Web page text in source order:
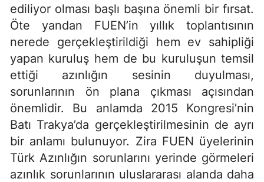
ediliyor olması başlı başına önemli bir fırsat.
Öte yandan FUEN’in yıllık toplantısının
nerede gerçekleştirildiği hem ev sahipliği
yapan kuruluş hem de bu kuruluşun temsil
ettiği azınlığın sesinin duyulması,
sorunlarının ön plana çıkması açısından
önemlidir. Bu anlamda 2015 Kongresi’nin
Batı Trakya’da gerçekleştirilmesinin de ayrı
bir anlamı bulunuyor. Zira FUEN üyelerinin
Türk Azınlığın sorunlarını yerinde görmeleri
azınlık sorunlarının uluslararası alanda daha